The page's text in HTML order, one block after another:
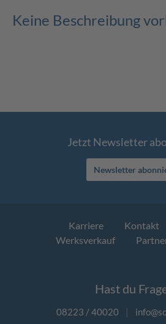
Keine Beschreibung
Jetzt Newsletter
Newsletter
Karriere Kontakt
Werksverkauf
Hast du
08223 / 40020 |